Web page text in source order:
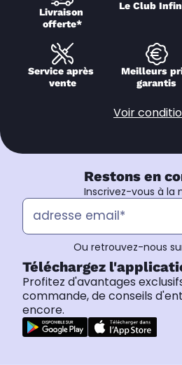
Livraison
offerte*
Le Club
Service après
vente
Meilleurs
garantis
Voir
Restons en
Inscrivez-vous à la
Ou retrouvez-nous
Téléchargez
Profitez d'avantages
commande, de conseils
encore.